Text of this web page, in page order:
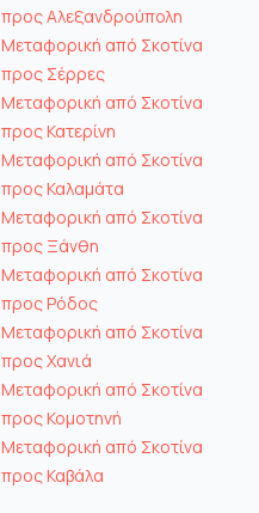
προς Αλεξανδρούπολη
Μεταφορική από Σκοτίνα
προς Σέρρες
Μεταφορική από Σκοτίνα
προς Κατερίνη
Μεταφορική από Σκοτίνα
προς Καλαμάτα
Μεταφορική από Σκοτίνα
προς Ξάνθη
Μεταφορική από Σκοτίνα
προς Ρόδος
Μεταφορική από Σκοτίνα
προς Χανιά
Μεταφορική από Σκοτίνα
προς Κομοτηνή
Μεταφορική από Σκοτίνα
προς Καβάλα